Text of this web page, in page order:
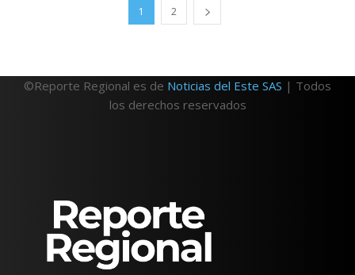
1 2
©Reporte Regional es de Noticias del Este SAS | Todos
los derechos reservados